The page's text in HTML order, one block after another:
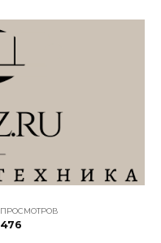
ПРОСМОТРОВ
476